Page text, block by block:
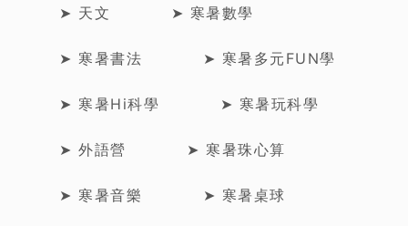
➤ 天文 ➤ 寒暑數學
➤ 寒暑書法 ➤ 寒暑多元FUN學
➤ 寒暑Hi科學 ➤ 寒暑玩科學
➤ 外語營 ➤ 寒暑珠心算
➤ 寒暑音樂 ➤ 寒暑桌球